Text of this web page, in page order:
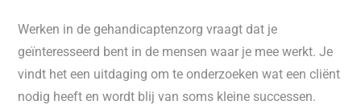
Werken in de gehandicaptenzorg vraagt dat je
geïnteresseerd bent in de mensen waar je mee werkt. Je
vindt het een uitdaging om te onderzoeken wat een cliënt
nodig heeft en wordt blij van soms kleine successen.